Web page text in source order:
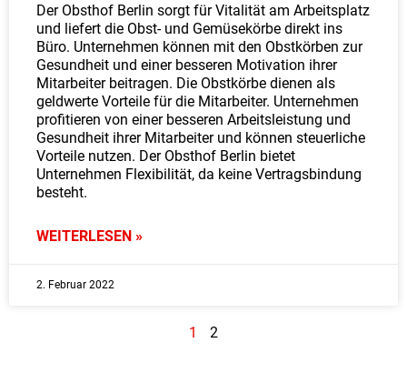
Der Obsthof Berlin sorgt für Vitalität am Arbeitsplatz
und liefert die Obst- und Gemüsekörbe direkt ins
Büro. Unternehmen können mit den Obstkörben zur
Gesundheit und einer besseren Motivation ihrer
Mitarbeiter beitragen. Die Obstkörbe dienen als
geldwerte Vorteile für die Mitarbeiter. Unternehmen
profitieren von einer besseren Arbeitsleistung und
Gesundheit ihrer Mitarbeiter und können steuerliche
Vorteile nutzen. Der Obsthof Berlin bietet
Unternehmen Flexibilität, da keine Vertragsbindung
besteht.
WEITERLESEN »
2. Februar 2022
1 2